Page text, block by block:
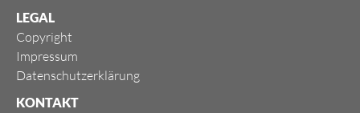
LEGAL
Copyright
Impressum
Datenschutzerklärung
KONTAKT